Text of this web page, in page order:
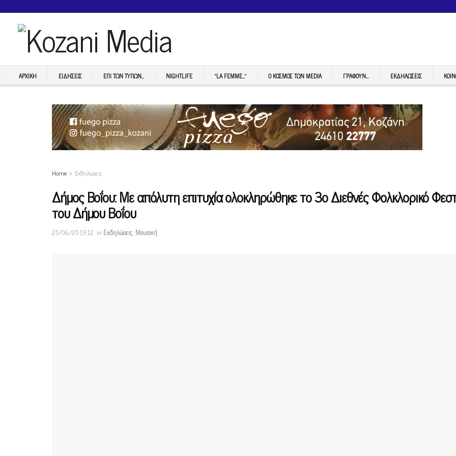
ΑΡΧΙΚΉ ΕΙΔΉΣΕΙΣ ΕΠI ΤΩΝ ΤΥΠΩΝ… NIGHTLIFE “LA FEMME…” Ο ΚΟΣΜΟΣ ΤΩΝ MEDIA ΓΡΆΦΟΥΝ… ΕΚΔΗΛΏΣΕΙΣ
Home Εκδηλώσεις
Δήμος Βοΐου: Mε απόλυτη επιτυχία ολοκληρώθηκε το 3ο Διεθνές Φολκλορικό
του Δήμου Βοΐου
25/06/25 19:12 in Εκδηλώσεις,Μουσική